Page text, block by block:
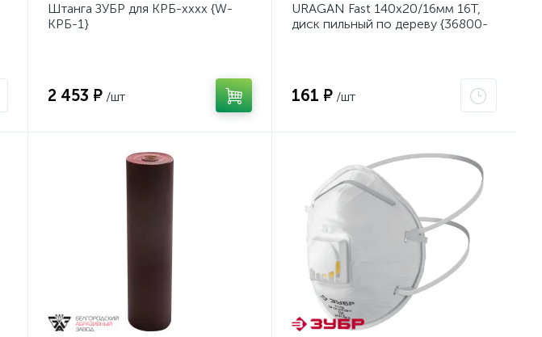
Штанга ЗУБР для КРБ-хххх {W-
КРБ-1}
2 453 ₽ /шт
URAGAN Fast 140x20/16мм 16Т,
диск пильный по дереву {36800-
161 ₽ /шт